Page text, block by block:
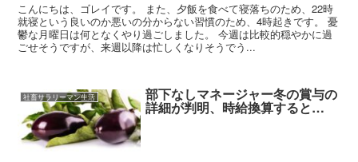
こんにちは、ゴレイです。 また、夕飯を食べて寝落ちのため、22時
就寝という良いのか悪いの分からない習慣のため、4時起きです。 憂
鬱な月曜日は何となくやり過ごしました。 今週は比較的穏やかに過
ごせそうですが、来週以降は忙しくなりそうでう...
社畜サラリーマン生活 部下なしマネージャー冬の賞与の
詳細が判明、時給換算すると…